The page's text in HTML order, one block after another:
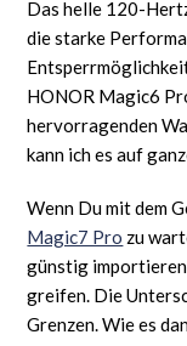
Das helle 120-
die starke
HONOR Magic6
hervorragenden
kann ich es auf
Wenn Du mit dem
Magic7 Pro zu
günstig
greifen. Die
Grenzen. Wie es